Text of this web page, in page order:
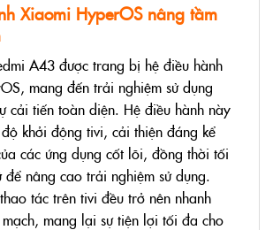
Xiaomi HyperOS nâng tầm
A43 được trang bị hệ điều hành
mang đến trải nghiệm sử dụng
cải tiến toàn diện. Hệ điều hành này
khởi động tivi, cải thiện đáng kể
các ứng dụng cốt lõi, đồng thời tối
để nâng cao trải nghiệm sử dụng.
tác trên tivi đều trở nên nhanh
mang lại sự tiện lợi tối đa cho